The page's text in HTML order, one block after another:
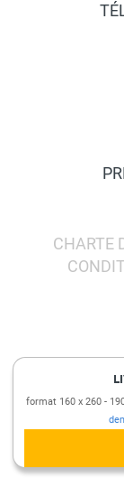
format 160 x 260
CHARTE